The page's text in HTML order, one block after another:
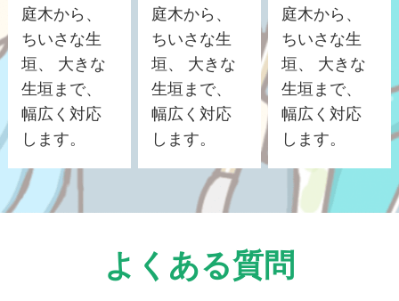
庭木から、
ちいさな生
垣、 大きな
生垣まで、
幅広く対応
します。
庭木から、
ちいさな生
垣、 大きな
生垣まで、
幅広く対応
します。
庭木から、
ちいさな生
垣、 大きな
生垣まで、
幅広く対応
します。
よくある質問